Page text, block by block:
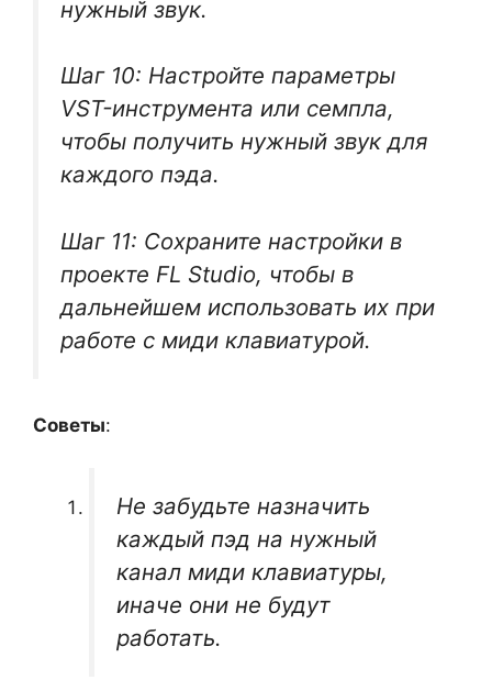
нужный звук.
Шаг 10: Настройте параметры
VST-инструмента или семпла,
чтобы получить нужный звук для
каждого пэда.
Шаг 11: Сохраните настройки в
проекте FL Studio, чтобы в
дальнейшем использовать их при
работе с миди клавиатурой.
Советы:
Не забудьте назначить
каждый пэд на нужный
канал миди клавиатуры,
иначе они не будут
работать.